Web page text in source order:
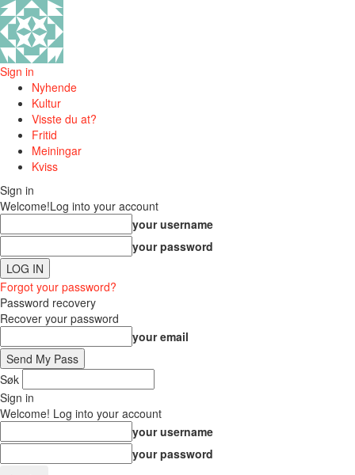
Sign in
Nyhende
Kultur
Visste du at?
Fritid
Meiningar
Kviss
Sign in
Welcome!Log into your account
your username
your password
Forgot your password?
Password recovery
Recover your password
your email
Søk
Sign in
Welcome! Log into your account
your username
your password